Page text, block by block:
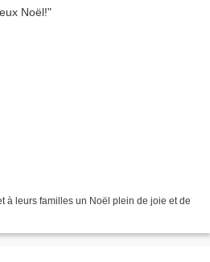
à leurs familles un Noël plein de joie et de